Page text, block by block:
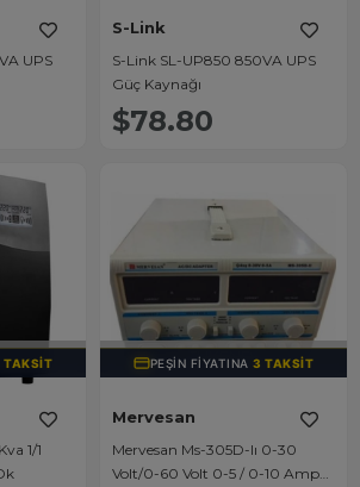
UPS
S-Link
S-Link SL-UP850 850VA UPS
Güç Kaynağı
$78.80
TAKSIT
1/1
TÜKENDI
PEŞIN FIYATINA3 TAKSIT
Mervesan
Mervesan Ms-305D-Iı 0-30
Volt/0-60 Volt 0-5 / 0-10 Amper